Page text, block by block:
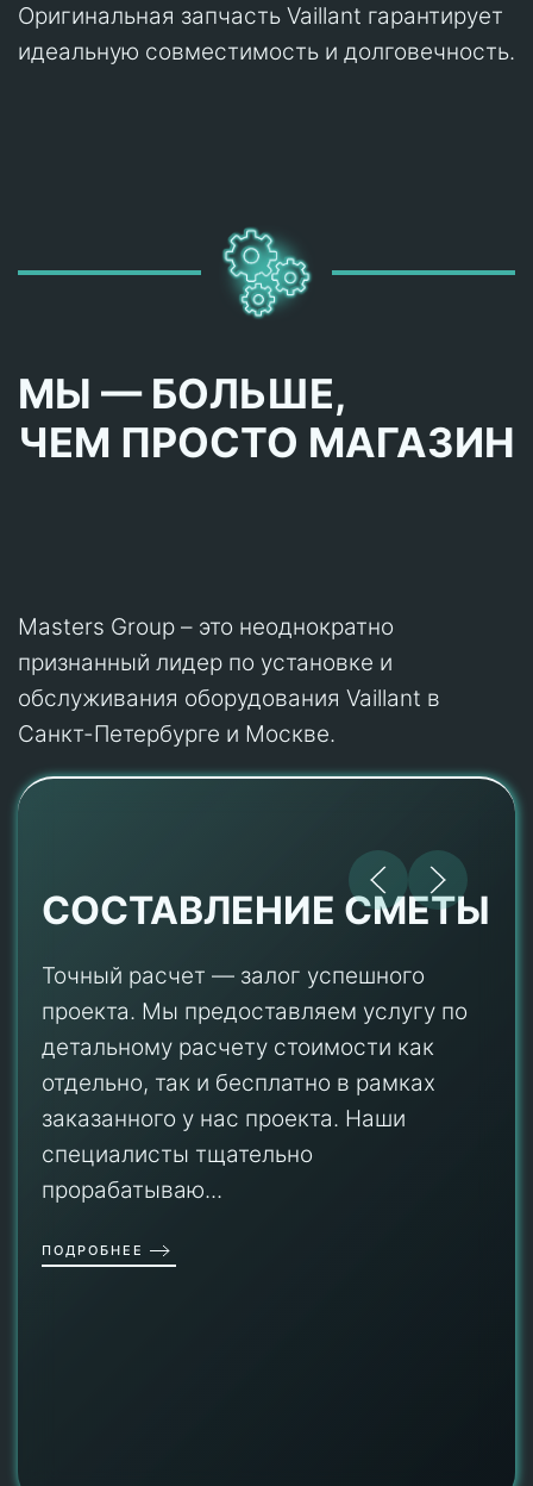
Оригинальная запчасть Vaillant гарантирует
идеальную совместимость и долговечность.
МЫ — БОЛЬШЕ,
ЧЕМ ПРОСТО МАГАЗИН
Masters Group – это неоднократно
признанный лидер по установке и
обслуживания оборудования Vaillant в
Санкт-Петербурге и Москве.
СОСТАВЛЕНИЕ СМЕТЫ
Точный расчет — залог успешного
проекта. Мы предоставляем услугу по
детальному расчету стоимости как
отдельно, так и бесплатно в рамках
заказанного у нас проекта. Наши
специалисты тщательно
прорабатываю...
ПОДРОБНЕЕ